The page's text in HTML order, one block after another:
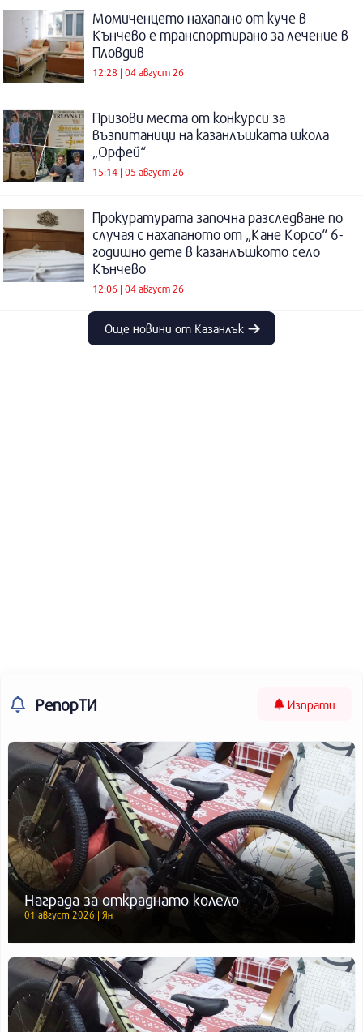
Момиченцето нахапано от куче в
Кънчево е транспортирано за лечение в
Пловдив
12:28 | 04 август 26
Призови места от конкурси за
възпитаници на казанлъшката школа
„Орфей“
15:14 | 05 август 26
Прокуратурата започна разследване по
случая с нахапаното от „Кане Корсо“ 6-
годишно дете в казанлъшкото село
Кънчево
12:06 | 04 август 26
Още новини от Казанлък
РепорТИ Изпрати
Награда за откраднато колело
01 август 2026 | Ян